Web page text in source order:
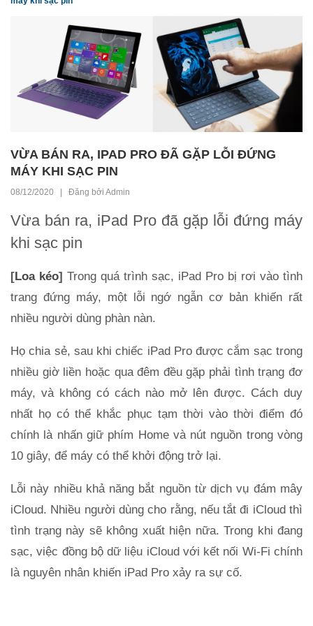
VỪA BÁN RA, IPAD PRO ĐÃ GẶP LỖI ĐỨNG
MÁY KHI SẠC PIN
08/12/2020 | Đăng bởi Admin
Vừa bán ra, iPad Pro đã gặp lỗi đứng máy
khi sạc pin
[Loa kéo] Trong quá trình sạc, iPad Pro bị rơi vào tình
trang đứng máy, một lỗi ngớ ngẫn cơ bản khiến rất
nhiều người dùng phàn nàn.
Họ chia sẻ, sau khi chiếc iPad Pro được cắm sạc trong
nhiều giờ liền hoặc qua đêm đều gặp phải tình trạng đơ
máy, và không có cách nào mở lên được. Cách duy
nhất họ có thể khắc phục tạm thời vào thời điểm đó
chính là nhấn giữ phím Home và nút nguồn trong vòng
10 giây, để máy có thể khởi động trở lại.
Lỗi này nhiều khả năng bắt nguồn từ dịch vụ đám mây
iCloud. Nhiều người dùng cho rằng, nếu tắt đi iCloud thì
tình trạng này sẽ không xuất hiện nữa. Trong khi đang
sạc, việc đồng bộ dữ liệu iCloud với kết nối Wi-Fi chính
là nguyên nhân khiến iPad Pro xảy ra sự cố.